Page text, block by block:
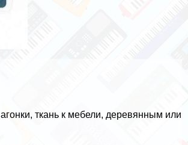
ткань к мебели, деревянным или